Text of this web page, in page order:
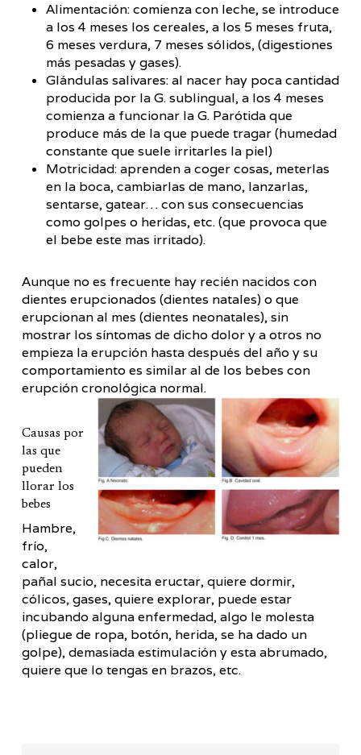
Alimentación: comienza con leche, se introduce
a los 4 meses los cereales, a los 5 meses fruta,
6 meses verdura, 7 meses sólidos, (digestiones
más pesadas y gases).
Glándulas salivares: al nacer hay poca cantidad
producida por la G. sublingual, a los 4 meses
comienza a funcionar la G. Parótida que
produce más de la que puede tragar (humedad
constante que suele irritarles la piel)
Motricidad: aprenden a coger cosas, meterlas
en la boca, cambiarlas de mano, lanzarlas,
sentarse, gatear… con sus consecuencias
como golpes o heridas, etc. (que provoca que
el bebe este mas irritado).
Aunque no es frecuente hay recién nacidos con
dientes erupcionados (dientes natales) o que
erupcionan al mes (dientes neonatales), sin
mostrar los síntomas de dicho dolor y a otros no
empieza la erupción hasta después del año y su
comportamiento es similar al de los bebes con
erupción cronológica normal.
Causas por
las que
pueden
llorar los
bebes
Hambre,
frío,
calor,
pañal sucio, necesita eructar, quiere dormir,
cólicos, gases, quiere explorar, puede estar
incubando alguna enfermedad, algo le molesta
(pliegue de ropa, botón, herida, se ha dado un
golpe), demasiada estimulación y esta abrumado,
quiere que lo tengas en brazos, etc.